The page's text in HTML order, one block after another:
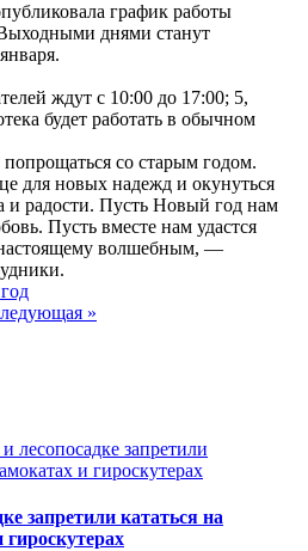
график работы
днями станут
ждут с 10:00 до 17:00; 5,
будет работать в обычном
со старым годом.
для новых надежд и окунуться
и радости. Пусть Новый год нам
Пусть вместе нам удастся
настоящему волшебным, —
»
запретили кататься на
гироскутерах